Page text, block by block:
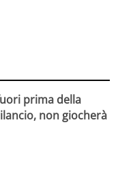
prima della
non giocherà